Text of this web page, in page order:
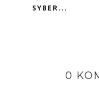
SYBER...
0